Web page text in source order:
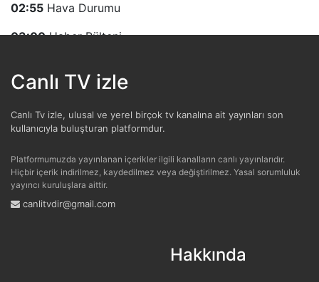
02:55 Hava Durumu
03:00Haber Bülteni
03:55 Hava Durumu
04:00 Haber Bülteni
04:55Hava Durumu
05:00Haber Bülteni
Canlı TV izle
Canlı Tv izle, ulusal ve yerel birçok tv kanalına ait yayınları son
kullanıcıyla buluşturan platformdur.
Platformumuzda yayınlanan içerikler ilgili kanalların canlı yayınlarıdır.
Hiçbir içerik indirilmez, kaydedilmez veya değiştirilmez. Yasal sorumluluk
yayıncı kuruluşlara aittir.
canlitvdir@gmail.com
Hakkında